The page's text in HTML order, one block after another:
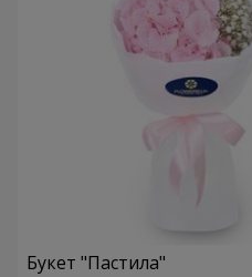
Букет "Пастила"